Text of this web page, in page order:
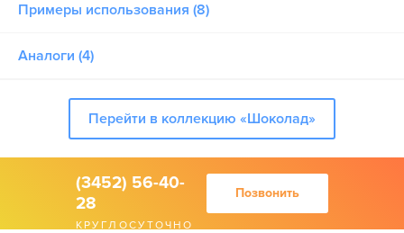
Примеры использования (8)
Аналоги (4)
Перейти в коллекцию «Шоколад»
(3452) 56-40-
28
КРУГЛОСУТОЧНО
Позвонить